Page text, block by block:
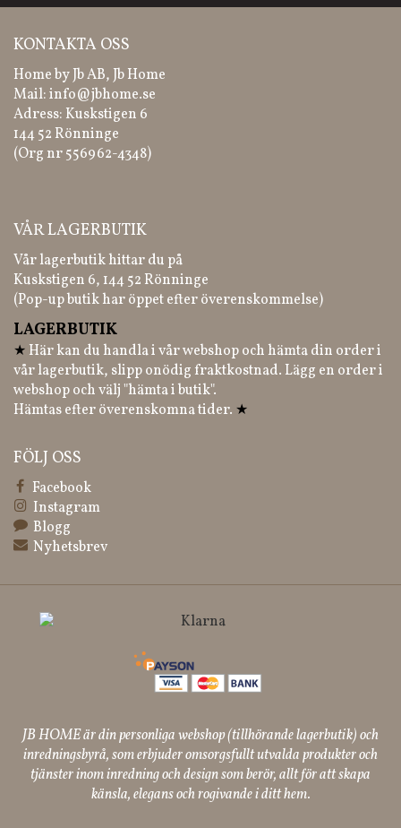
KONTAKTA OSS
Home by Jb AB, Jb Home
Mail:info@jbhome.se
Adress: Kuskstigen 6
144 52 Rönninge
(Org nr 556962-4348)
VÅR LAGERBUTIK
Vår lagerbutik hittar du på
Kuskstigen 6, 144 52 Rönninge
(Pop-up butik har öppet efter överenskommelse)
LAGERBUTIK
★ Här kan du handla i vår webshop och hämta din order i
vår lagerbutik, slipp onödig fraktkostnad. Lägg en order i
webshop och välj "hämta i butik".
Hämtas efter överenskomna tider. ★
FÖLJ OSS
Facebook
Instagram
Blogg
Nyhetsbrev
JB HOME är din personliga webshop (tillhörande lagerbutik) och
inredningsbyrå, som erbjuder omsorgsfullt utvalda produkter och
tjänster inom inredning och design som berör, allt för att skapa
känsla, elegans och rogivande i ditt hem.